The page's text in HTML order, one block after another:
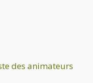
des animateurs